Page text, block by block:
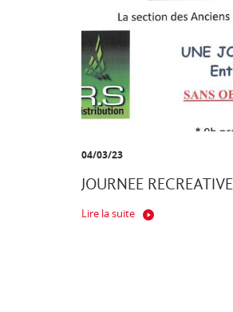
04/03/23
JOURNEE
Lire la suite